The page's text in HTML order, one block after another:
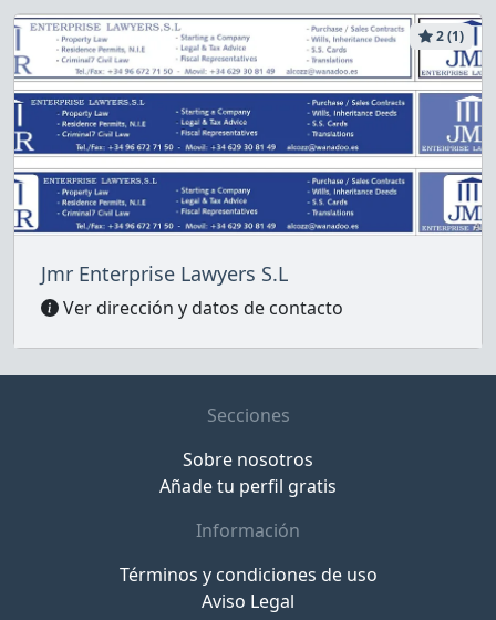
2 (1)
Jmr Enterprise Lawyers S.L
Ver dirección y datos de contacto
Secciones
Sobre nosotros
Añade tu perfil gratis
Información
Términos y condiciones de uso
Aviso Legal